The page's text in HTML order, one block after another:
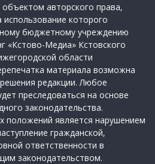
авторского права,
которого
бюджетному учреждению
«Кстово-Медиа» Кстовского
области
материала возможна
редакции. Любое
преследоваться на основе
законодательства.
положений является нарушением
гражданской,
ответственности в
законодательством.